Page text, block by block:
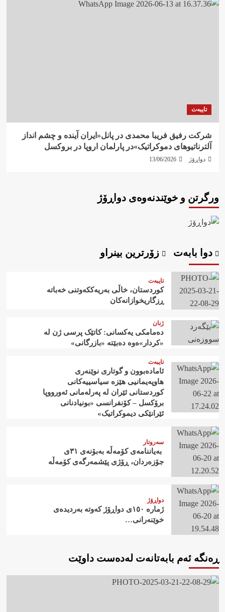
تایبەت
شرکت رفيق فریبا محمدی در پانل«ایران آیندە و چشم انداز
آلترناتیوهای دموکراتیک»در پارلمان اروپا در بروکسل
دواڕۆژ 13/06/2026
ورگرتن و خوێندنەوەی دواڕۆژ
دوا بابەت زۆرترین بینراو
تایبەت
کوردستان، خاڵی بەریەککەوتنی خەباتە
ڕزگاریخوازانەکان
ژنان
دەمامکی یەکسانی: کاتێک پرسی ژن لە
«کردار»ەوە دەبێتە «بازرگانی»
تایبەت
ئامادەبوون و گوتاری نوێنەری
هاوپەیمانیی هێزە سیاسییەکانی
کوردستانی ئێران لە پەرلەمانی ئەورووپا
برۆکسل – کۆنفرانسی «بونیادنانی
ئێرانێکی دیموکراتیک»
سەروتار
‍ بەیاننامەی کۆمەڵە بەبۆنەی ٣١ی
جۆزەردان، ڕۆژی پێشمەرگەی کۆمەڵە
دواڕۆژ
ژمارە ١٥٠ی دواڕۆژ کەوتە بەردیدەی
خوێنەرانی…
ڕەنگە ئەم بابەتانەت لەدەست داوێت